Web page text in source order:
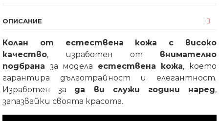
ОПИСАНИЕ
Колан от естествена кожа с високо
качество, изработен от внимателно
подбрана за модела естествена кожа, което
гарантира дълготрайност и елегантност.
Изработен за да ви служи години наред,
запазвайки своята красота.